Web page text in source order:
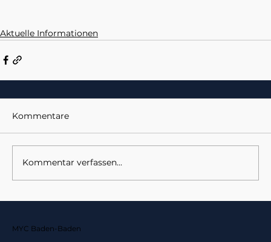
Aktuelle Informationen
Kommentare
Kommentar verfassen...
MYC Baden-Baden